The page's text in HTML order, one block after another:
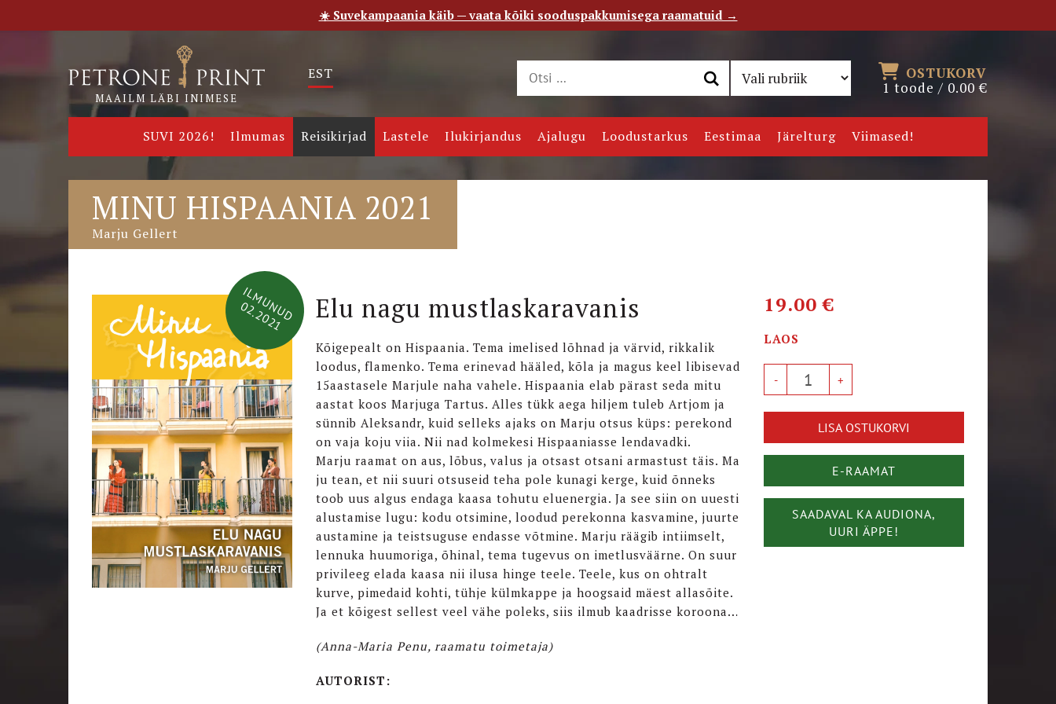
Meie saade Kontakt
MAAILM LÄBI INIMESE
EST
OSTUKORV
1 toode / 0.00€
SUVI 2026! Ilmumas Reisikirjad Lastele Ilukirjandus Ajalugu Loodustarkus Eestimaa Järelturg Viimased!
MINU HISPAANIA 2021
Marju Gellert
ILMUNUD
02.2021 Elu nagu mustlaskaravanis
Kõigepealt on Hispaania. Tema imelised lõhnad ja värvid, rikkalik
loodus, flamenko. Tema erinevad hääled, kõla ja magus keel libisevad
15aastasele Marjule naha vahele. Hispaania elab pärast seda mitu
aastat koos Marjuga Tartus. Alles tükk aega hiljem tuleb Artjom ja
sünnib Aleksandr, kuid selleks ajaks on Marju otsus küps: perekond
on vaja koju viia. Nii nad kolmekesi Hispaaniasse lendavadki.
Marju raamat on aus, lõbus, valus ja otsast otsani armastust täis. Ma
ju tean, et nii suuri otsuseid teha pole kunagi kerge, kuid õnneks
toob uus algus endaga kaasa tohutu eluenergia. Ja see siin on uuesti
alustamise lugu: kodu otsimine, loodud perekonna kasvamine, juurte
austamine ja teistsuguse endasse võtmine. Marju räägib intiimselt,
lennuka huumoriga, õhinal, tema tugevus on imetlusväärne. On suur
privileeg elada kaasa nii ilusa hinge teele. Teele, kus on ohtralt
kurve, pimedaid kohti, tühje külmkappe ja hoogsaid mäest allasõite.
Ja et kõigest sellest veel vähe poleks, siis ilmub kaadrisse koroona…
(Anna-Maria Penu, raamatu toimetaja)
AUTORIST:
19.00€
LAOS
LISA OSTUKORVI
E-RAAMAT
SAADAVAL KA AUDIONA,
UURI ÄPPE!
☀️ Suvekampaania käib — vaata kõiki sooduspakkumisega raamatuid →